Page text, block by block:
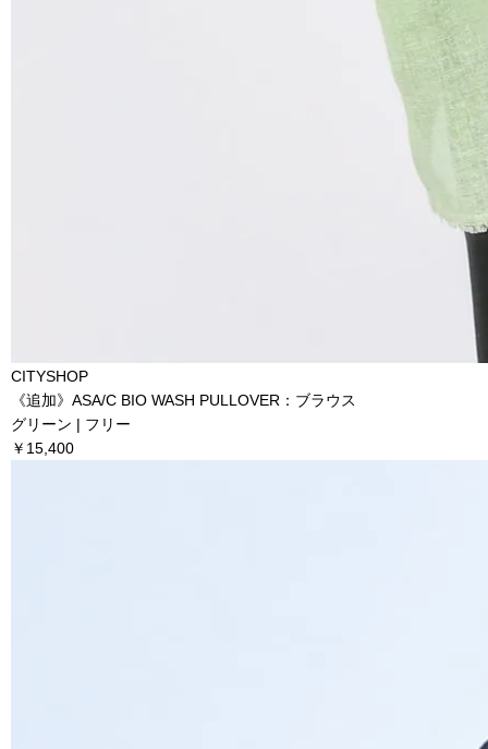
CITYSHOP
《追加》ASA/C BIO WASH PULLOVER：ブラウス
グリーン | フリー
￥15,400